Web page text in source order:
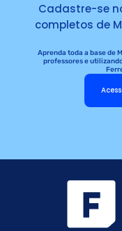
Cadastre-se
completos de
Aprenda toda a base de
professores e